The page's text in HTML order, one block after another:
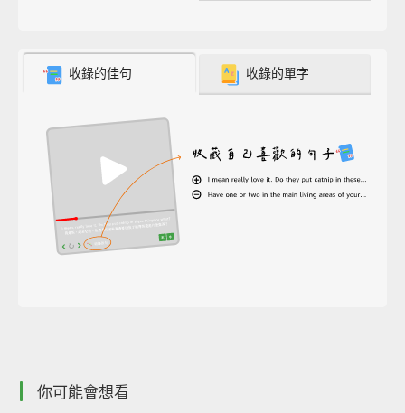
收錄的佳句 收錄的單字
你可能會想看